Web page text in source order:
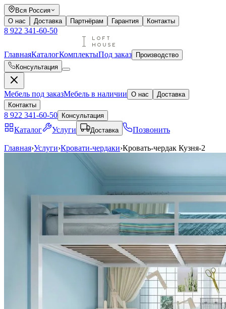
Вся Россия
О нас
Доставка Партнёрам Гарантия Контакты
8 922 341-60-50
ГлавнаяКаталогКомплектыПод заказ
Производство
Консультация
Мебель под заказМебель в наличии О нас
Доставка
Контакты
8 922 341-60-50 Консультация
Каталог Услуги Доставка Позвонить
Главная›Услуги›Кровати-чердаки›Кровать-чердак Кузня-2